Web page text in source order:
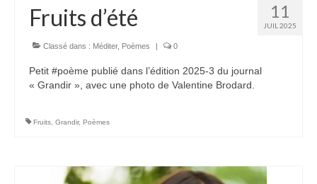
11
JUIL 2025
Fruits d’été
Classé dans : Méditer, Poèmes 0
Petit #poème publié dans l’édition 2025-3 du journal
« Grandir », avec une photo de Valentine Brodard.
Fruits, Grandir, Poèmes